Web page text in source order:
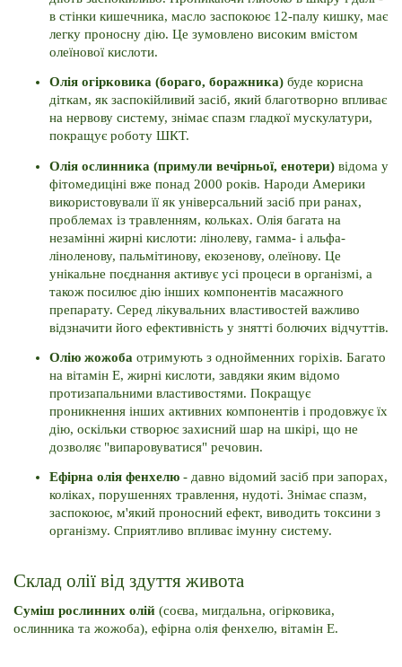
в стінки кишечника, масло заспокоює 12-палу кишку, має
легку проносну дію. Це зумовлено високим вмістом
олеїнової кислоти.
Олія огірковика (бораго, боражника) буде корисна
діткам, як заспокійливий засіб, який благотворно впливає
на нервову систему, знімає спазм гладкої мускулатури,
покращує роботу ШКТ.
Олія ослинника (примули вечірньої, енотери) відома у
фітомедиціні вже понад 2000 років. Народи Америки
використовували її як універсальний засіб при ранах,
проблемах із травленням, кольках. Олія багата на
незамінні жирні кислоти: лінолеву, гамма- і альфа-
ліноленову, пальмітинову, екозенову, олеїнову. Це
унікальне поєднання активує усі процеси в організмі, а
також посилює дію інших компонентів масажного
препарату. Серед лікувальних властивостей важливо
відзначити його ефективність у знятті болючих відчуттів.
Олію жожоба отримують з однойменних горіхів. Багато
на вітамін E, жирні кислоти, завдяки яким відомо
протизапальними властивостями. Покращує
проникнення інших активних компонентів і продовжує їх
дію, оскільки створює захисний шар на шкірі, що не
дозволяє "випаровуватися" речовин.
Ефірна олія фенхелю - давно відомий засіб при запорах,
коліках, порушеннях травлення, нудоті. Знімає спазм,
заспокоює, м'який проносний ефект, виводить токсини з
організму. Сприятливо впливає імунну систему.
Склад олії від здуття живота
Суміш рослинних олій (соєва, мигдальна, огірковика,
ослинника та жожоба), ефірна олія фенхелю, вітамін Е.